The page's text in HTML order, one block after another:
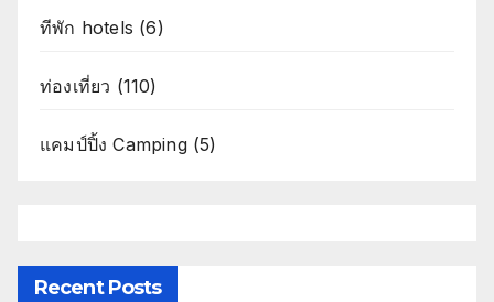
ทีพัก hotels (6)
ท่องเที่ยว (110)
แคมป์ปิ้ง Camping(5)
Recent Posts